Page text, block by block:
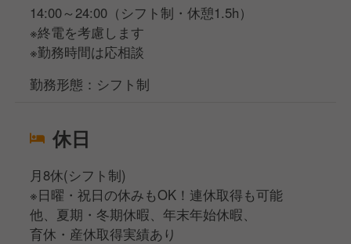
14:00～24:00（シフト制・休憩1.5h）
※終電を考慮します
※勤務時間は応相談
勤務形態：シフト制
休日
月8休(シフト制)
※日曜・祝日の休みもOK！連休取得も可能
他、夏期・冬期休暇、年末年始休暇、
育休・産休取得実績あり